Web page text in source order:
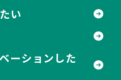
い
ーションした